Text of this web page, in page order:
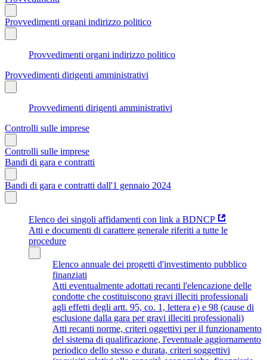
Provvedimenti organi indirizzo politico
Provvedimenti organi indirizzo politico
Provvedimenti dirigenti amministrativi
Provvedimenti dirigenti amministrativi
Controlli sulle imprese
Controlli sulle imprese
Bandi di gara e contratti
Bandi di gara e contratti dall'1 gennaio 2024
Elenco dei singoli affidamenti con link a BDNCP
Atti e documenti di carattere generale riferiti a tutte le
procedure
Elenco annuale dei progetti d'investimento pubblico
finanziati
Atti eventualmente adottati recanti l'elencazione delle
condotte che costituiscono gravi illeciti professionali
agli effetti degli artt. 95, co. 1, lettera e) e 98 (cause di
esclusione dalla gara per gravi illeciti professionali)
Atti recanti norme, criteri oggettivi per il funzionamento
del sistema di qualificazione, l'eventuale aggiornamento
periodico dello stesso e durata, criteri soggettivi